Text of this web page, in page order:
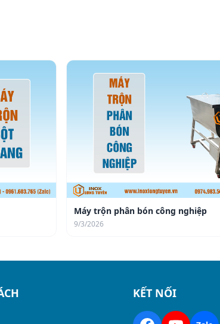
Máy trộn phân bón công nghiệp
9/3/2026
KẾT NỐI